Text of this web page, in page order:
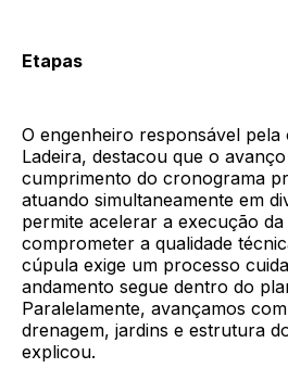
Etapas
O engenheiro responsável pela
Ladeira, destacou que o
cumprimento do cronograma
atuando simultaneamente em
permite acelerar a execução
comprometer a qualidade
cúpula exige um processo
andamento segue dentro do
Paralelamente, avançamos
drenagem, jardins e estrutura
explicou.